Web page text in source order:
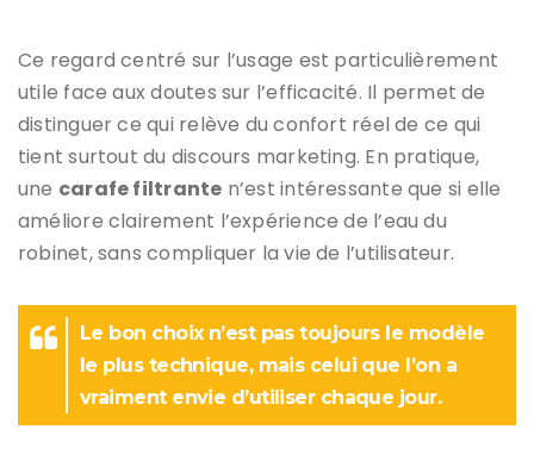
Ce regard centré sur l’usage est particulièrement
utile face aux doutes sur l’efficacité. Il permet de
distinguer ce qui relève du confort réel de ce qui
tient surtout du discours marketing. En pratique,
une carafe filtrante n’est intéressante que si elle
améliore clairement l’expérience de l’eau du
robinet, sans compliquer la vie de l’utilisateur.
Le bon choix n’est pas toujours le modèle
le plus technique, mais celui que l’on a
vraiment envie d’utiliser chaque jour.